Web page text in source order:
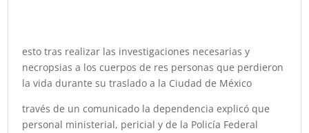
esto tras realizar las investigaciones necesarias y
necropsias a los cuerpos de res personas que perdieron
la vida durante su traslado a la Ciudad de México
través de un comunicado la dependencia explicó que
personal ministerial, pericial y de la Policía Federal